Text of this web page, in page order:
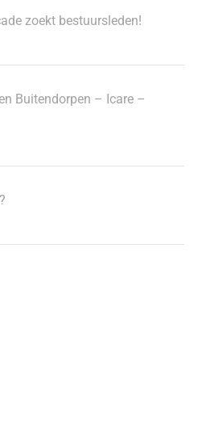
zoekt bestuursleden!
Buitendorpen – Icare –